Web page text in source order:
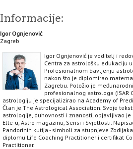
Informacije:
Igor Ognjenović
Zagreb
Igor Ognjenović je voditelj i
Centra za astrološku edukaciju
Profesionalnom bavljenju
nakon što je diplomirao
Zagrebu. Položio je
profesionalnog astrologa (ISAR
astrologiju je specijalizirao na Academy of
Član je The Astrological Association. Svoje
astrologije, duhovnosti i znanosti, objavljivao je
Elle-u, Astro magazinu, Sensi i Svjetlosti.
Pandorinih kutija - simboli za stupnjeve
diplomu Life Coaching Practitioner i certifikat
Practitioner.